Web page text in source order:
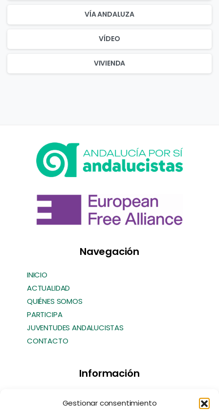
Gestionar consentimiento
VÍA ANDALUZA
VÍDEO
VIVIENDA
Navegación
INICIO
ACTUALIDAD
QUIÉNES SOMOS
PARTICIPA
JUVENTUDES ANDALUCISTAS
CONTACTO
Información